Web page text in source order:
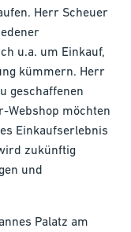
Herr Scheuer
u.a. um Einkauf,
kümmern. Herr
geschaffenen
Webshop möchten
Einkaufserlebnis
zukünftig
und
Palatz am